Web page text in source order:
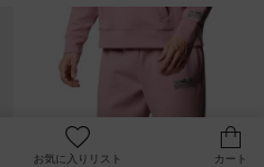
お気に入りリスト カート